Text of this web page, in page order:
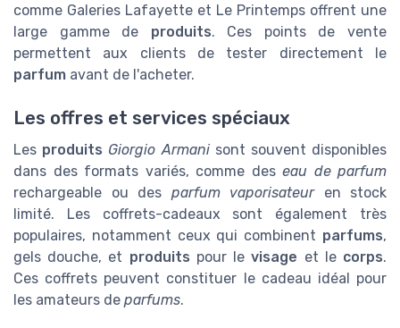
comme Galeries Lafayette et Le Printemps offrent une
large gamme de produits. Ces points de vente
permettent aux clients de tester directement le
parfum avant de l'acheter.
Les offres et services spéciaux
Les produits Giorgio Armanisont souvent disponibles
dans des formats variés, comme des eau de parfum
rechargeable ou des parfum vaporisateuren stock
limité. Les coffrets-cadeaux sont également très
populaires, notamment ceux qui combinent parfums,
gels douche, et produits pour levisage et le corps.
Ces coffrets peuvent constituer le cadeau idéal pour
les amateurs de parfums.